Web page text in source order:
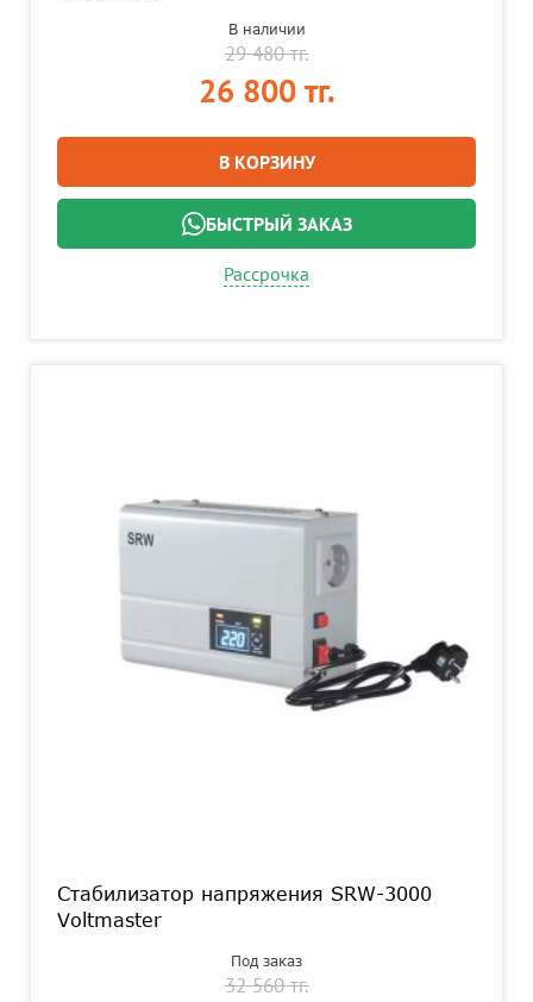
В наличии
29 480 тг.
26 800 тг.
В КОРЗИНУ
БЫСТРЫЙ ЗАКАЗ
Рассрочка
Стабилизатор напряжения SRW-3000
Voltmaster
Под заказ
32 560 тг.